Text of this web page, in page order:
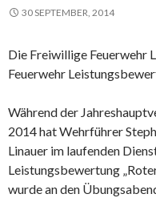
30 SEPTEMBER, 2014
Die Freiwillige Feuerwehr
Feuerwehr
Während der
2014 hat Wehrführer
Linauer im laufenden
Leistungsbewertung
wurde an den